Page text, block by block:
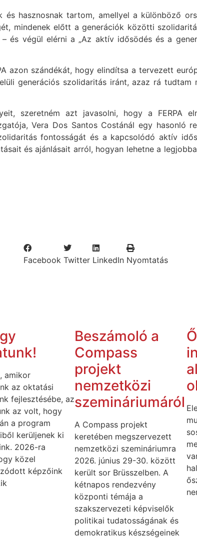
hasznosnak tartom, amellyel a különböző
mindenek előtt a generációk közötti
és végül elérni a „Az aktív idősödés és a
azon szándékát, hogy elindítsa a tervezett
generációs szolidaritás iránt, azaz rá tudtam
szeretném azt javasolni, hogy a FERPA
Vera Dos Santos Costánál egy hasonló
fontosságát és a kapcsolódó aktív
és ajánlásait arról, hogyan lehetne a
Facebook Twitter LinkedIn Nyomtatás
amikor
az oktatási
fejlesztésébe, az
az volt, hogy
a program
kerüljenek ki
2026-ra
közel
képzőink
Beszámoló a
Compass
projekt
nemzetközi
szemináriumáról
A Compass projekt
keretében megszervezett
nemzetközi szemináriumra
2026. június 29-30. között
került sor Brüsszelben. A
kétnapos rendezvény
központi témája a
szakszervezeti képviselők
politikai tudatosságának és
demokratikus készségeinek